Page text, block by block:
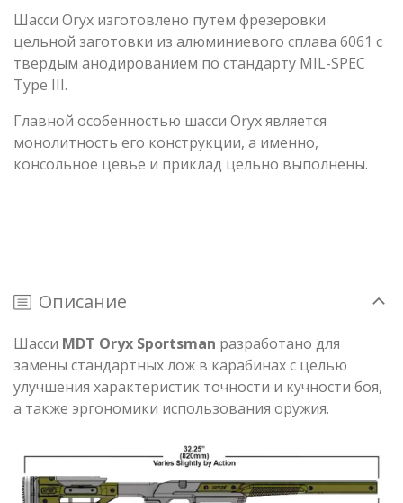
Шасси Oryx изготовлено путем фрезеровки
цельной заготовки из алюминиевого сплава 6061 с
твердым анодированием по стандарту MIL-SPEC
Type III.
Главной особенностью шасси Oryx является
монолитность его конструкции, а именно,
консольное цевье и приклад цельно выполнены.
Описание
Шасси MDT Oryx Sportsman разработано для
замены стандартных лож в карабинах с целью
улучшения характеристик точности и кучности боя,
а также эргономики использования оружия.